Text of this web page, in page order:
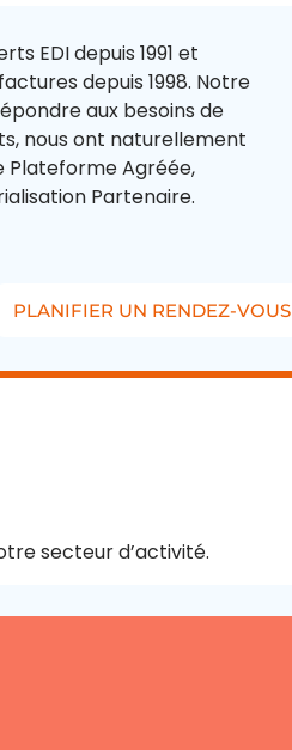
EDI depuis 1991 et
depuis 1998. Notre
aux besoins de
nous ont naturellement
Plateforme Agréée,
Partenaire.
PLANIFIER UN RENDEZ-VOUS
secteur d’activité.